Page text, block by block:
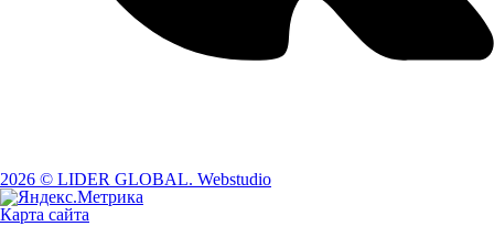
2026 © LIDER GLOBAL. Webstudio
Карта сайта